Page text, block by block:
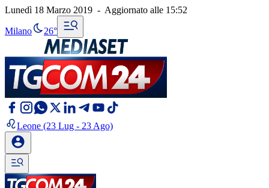
Lunedì 18 Marzo 2019 - Aggiornato alle 15:52
Milano 26°
Leone (23 Lug - 23 Ago)